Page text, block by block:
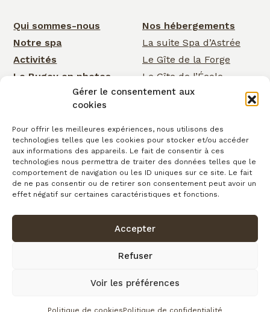
Gérer le consentement aux
cookies
Pour offrir les meilleures expériences, nous utilisons des
technologies telles que les cookies pour stocker et/ou accéder
aux informations des appareils. Le fait de consentir à ces
technologies nous permettra de traiter des données telles que le
comportement de navigation ou les ID uniques sur ce site. Le fait
de ne pas consentir ou de retirer son consentement peut avoir un
effet négatif sur certaines caractéristiques et fonctions.
Accepter
Refuser
Voir les préférences
Politique de cookiesPolitique de confidentialité
Qui sommes-nous
Notre spa
Activités
Le Bugey en photos
Nos services
Événementiel
Actualités
Cartes cadeaux
Contact
Nos hébergements
La suite Spa d’Astrée
Le Gîte de la Forge
Le Gîte de l’École
Le Gîte de la Cascade
La Chambre de la
Cascade
La Chambre d’Astrée
Le Gîte de
Clairefontaine
Conditions générales de vente
Plan du site
fait avec par l’Agence IDCOM